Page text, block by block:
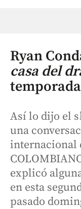
Ryan
casa del
Así lo dijo el
una
internacional
explicó
en esta
pasado